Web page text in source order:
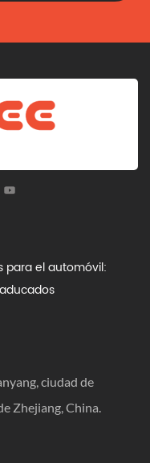
viejos del automóvil:
para el automóvil:
del automóvil
automóvil: la guía
ciudad de
Zhejiang, China.